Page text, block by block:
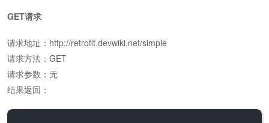
GET请求
请求地址：http://retrofit.devwiki.net/simple
请求方法：GET
请求参数：无
结果返回：